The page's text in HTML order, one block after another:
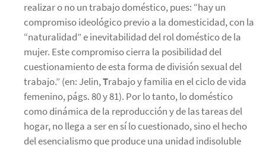
realizar o no un trabajo doméstico, pues: “hay un
compromiso ideológico previo a la domesticidad, con la
“naturalidad” e inevitabilidad del rol doméstico de la
mujer. Este compromiso cierra la posibilidad del
cuestionamiento de esta forma de división sexual del
trabajo.” (en: Jelin,Trabajo y familia en el ciclo de vida
femenino, págs. 80 y 81). Por lo tanto, lo doméstico
como dinámica de la reproducción y de las tareas del
hogar, no llega a ser en sí lo cuestionado, sino el hecho
del esencialismo que produce una unidad indisoluble